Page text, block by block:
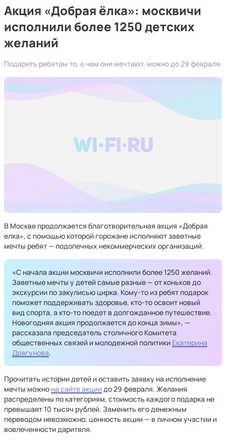
Акция «Добрая ёлка»: москвичи
исполнили более 1250 детских
желаний
Подарить ребятам то, о чем они мечтают, можно до 29 февраля.
В Москве продолжается благотворительная акция «Добрая
елка», с помощью которой горожане исполняют заветные
мечты ребят — подопечных некоммерческих организаций.
«С начала акции москвичи исполнили более 1250 желаний.
Заветные мечты у детей самые разные — от коньков до
экскурсии по закулисью цирка. Кому-то из ребят подарок
поможет поддерживать здоровье, кто-то освоит новый
вид спорта, а кто-то поедет в долгожданное путешествие.
Новогодняя акция продолжается до конца зимы», —
рассказала председатель столичного Комитета
общественных связей и молодежной политики Екатерина
Драгунова.
Прочитать истории детей и оставить заявку на исполнение
мечты можно на сайте акции до 29 февраля. Желания
распределены по категориям, стоимость каждого подарка не
превышает 10 тысяч рублей. Заменить его денежным
переводом невозможно, ценность акции — в личном участии и
вовлеченности дарителя.